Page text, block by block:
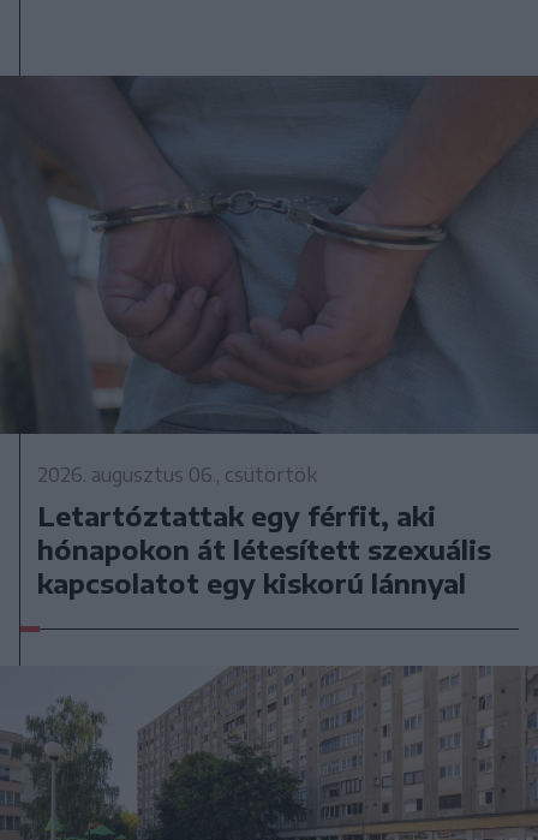
2026. augusztus 06., csütörtök
Letartóztattak egy férfit, aki
hónapokon át létesített szexuális
kapcsolatot egy kiskorú lánnyal